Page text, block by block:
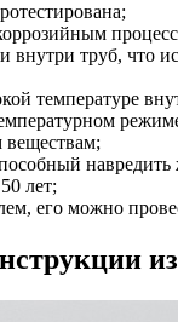
внутри труб, что
температуре
веществам;
лет;
его можно